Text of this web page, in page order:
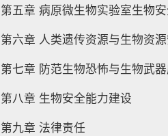
第五章 病原微生物实验室生物
第六章 人类遗传资源与生物资
第七章 防范生物恐怖与生物武
第八章 生物安全能力建设
第九章 法律责任